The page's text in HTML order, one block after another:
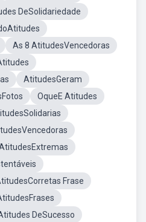
DeSolidariedade
As 8 AtitudesVencedoras
AtitudesGeram
OqueE Atitudes
Frase
DeSucesso